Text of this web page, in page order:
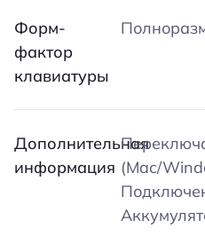
Форм-
фактор
клавиатуры
Дополнительная
информация (Mac/